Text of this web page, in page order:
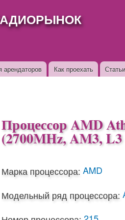
арендаторов Как проехать Статьи
Процессор AMD
(2700MHz, AM3,
Марка процессора: AMD
Модельный ряд процессора: